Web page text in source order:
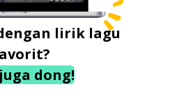
lirik lagu
dong!